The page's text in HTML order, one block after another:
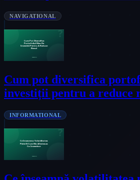
NAVIGATIONAL
Cum pot diversifica
investiții pentru a reduce
INFORMATIONAL